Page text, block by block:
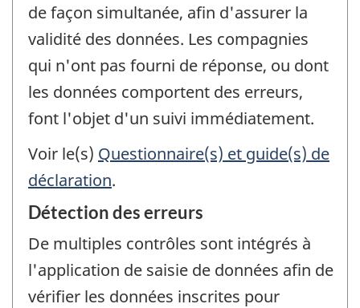
de façon simultanée, afin d'assurer la
validité des données. Les compagnies
qui n'ont pas fourni de réponse, ou dont
les données comportent des erreurs,
font l'objet d'un suivi immédiatement.
Voir le(s) Questionnaire(s) et guide(s) de
déclaration.
Détection des erreurs
De multiples contrôles sont intégrés à
l'application de saisie de données afin de
vérifier les données inscrites pour